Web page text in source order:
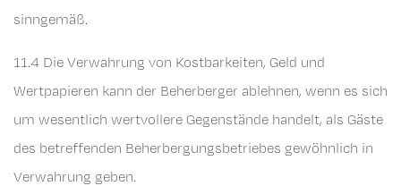
sinngemäß.
11.4 Die Verwahrung von Kostbarkeiten, Geld und
Wertpapieren kann der Beherberger ablehnen, wenn es sich
um wesentlich wertvollere Gegenstände handelt, als Gäste
des betreffenden Beherbergungsbetriebes gewöhnlich in
Verwahrung geben.